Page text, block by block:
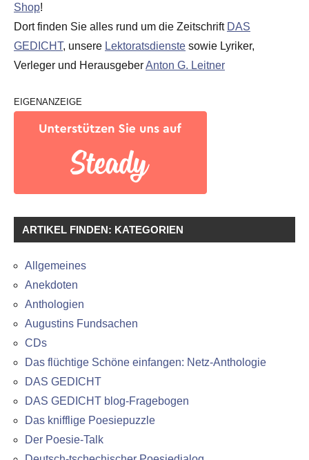
Shop!
Dort finden Sie alles rund um die Zeitschrift DAS
GEDICHT, unsere Lektoratsdienste sowie Lyriker,
Verleger und HerausgeberAnton G. Leitner
EIGENANZEIGE
ARTIKEL FINDEN: KATEGORIEN
Allgemeines
Anekdoten
Anthologien
Augustins Fundsachen
CDs
Das flüchtige Schöne einfangen: Netz-Anthologie
DAS GEDICHT
DAS GEDICHT blog-Fragebogen
Das knifflige Poesiepuzzle
Der Poesie-Talk